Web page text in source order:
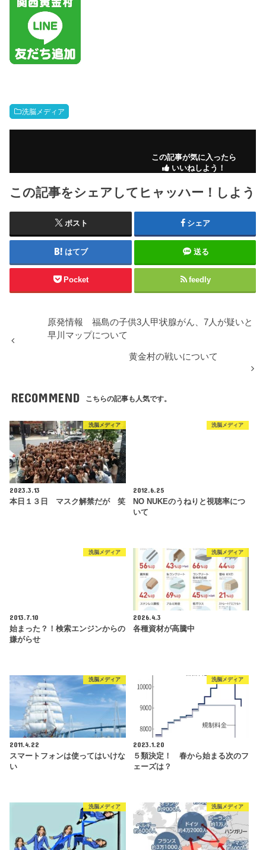
洗脳メディア
この記事が気に入ったら
いいねしよう！
この記事をシェアしてヒャッハー！しよう
ポスト シェア
はてブ 送る
Pocket feedly
原発情報 福島の子供3人甲状腺がん、7人が疑いと
早川マップについて
黄金村の戦いについて
RECOMMEND こちらの記事も人気です。
洗脳メディア
2023.3.13
本日１３日 マスク解禁だが 笑
洗脳メディア
2012.6.25
NO NUKEのうねりと視聴率につ
いて
洗脳メディア
2013.7.10
始まった？！検索エンジンからの
嫌がらせ
洗脳メディア
2026.4.3
各種資材が高騰中
洗脳メディア
2011.4.22
スマートフォンは使ってはいけな
い
洗脳メディア
2023.1.20
５類決定！ 春から始まる次のフ
ェーズは？
洗脳メディア 洗脳メディア